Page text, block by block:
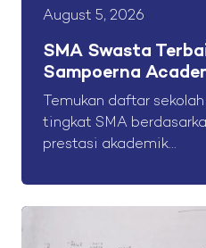
August 5, 2026
SMA Swasta
Sampoerna
Temukan daftar
tingkat SMA
prestasi akademik...